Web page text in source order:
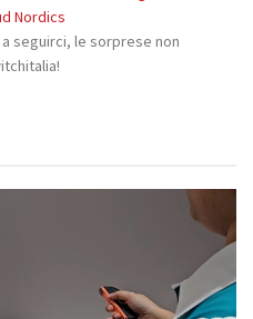
Nordics
seguirci, le sorprese non